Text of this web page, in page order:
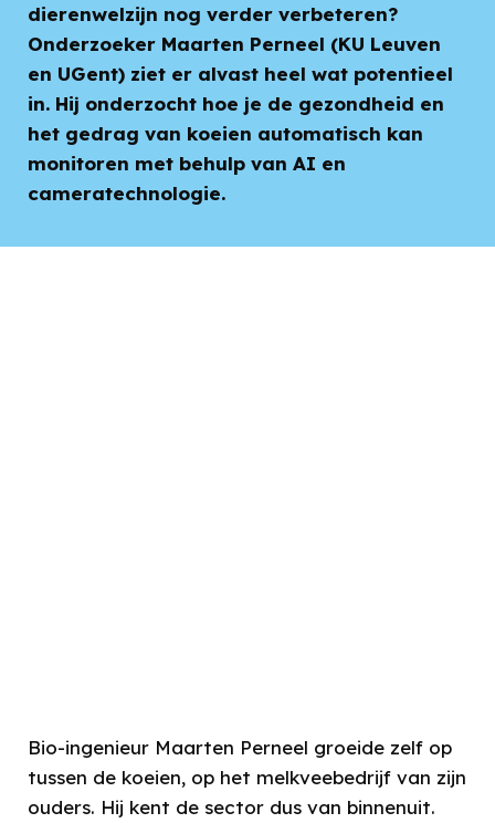
dierenwelzijn nog verder verbeteren?
Onderzoeker Maarten Perneel (KU Leuven
en UGent) ziet er alvast heel wat potentieel
in. Hij onderzocht hoe je de gezondheid en
het gedrag van koeien automatisch kan
monitoren met behulp van AI en
cameratechnologie.
Bio-ingenieur Maarten Perneel groeide zelf op
tussen de koeien, op het melkveebedrijf van zijn
ouders. Hij kent de sector dus van binnenuit.